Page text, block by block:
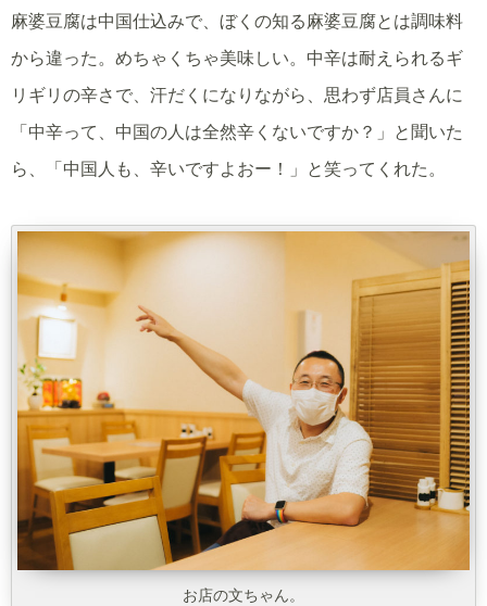
麻婆豆腐は中国仕込みで、ぼくの知る麻婆豆腐とは調味料
から違った。めちゃくちゃ美味しい。中辛は耐えられるギ
リギリの辛さで、汗だくになりながら、思わず店員さんに
「中辛って、中国の人は全然辛くないですか？」と聞いた
ら、「中国人も、辛いですよおー！」と笑ってくれた。
お店の文ちゃん。